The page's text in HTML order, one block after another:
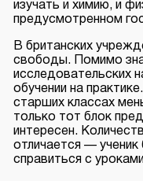
изучать и химию, и
предусмотренном
В британских
свободы. Помимо
исследовательских
обучении на
старших классах
только тот блок
интересен.
отличается —
справиться с